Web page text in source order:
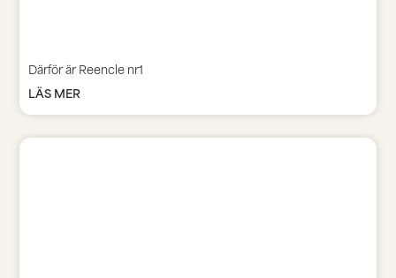
Därför är Reencle nr1
LÄS MER